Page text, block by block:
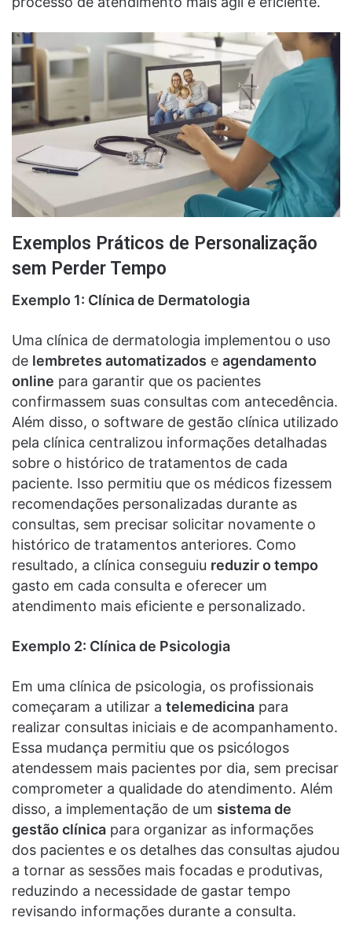
Exemplos Práticos de Personalização
sem Perder Tempo
Exemplo 1: Clínica de Dermatologia
Uma clínica de dermatologia implementou o uso
de lembretes automatizados e agendamento
online para garantir que os pacientes
confirmassem suas consultas com antecedência.
Além disso, o software de gestão clínica utilizado
pela clínica centralizou informações detalhadas
sobre o histórico de tratamentos de cada
paciente. Isso permitiu que os médicos fizessem
recomendações personalizadas durante as
consultas, sem precisar solicitar novamente o
histórico de tratamentos anteriores. Como
resultado, a clínica conseguiu reduzir o tempo
gasto em cada consulta e oferecer um
atendimento mais eficiente e personalizado.
Exemplo 2: Clínica de Psicologia
Em uma clínica de psicologia, os profissionais
começaram a utilizar a telemedicina para
realizar consultas iniciais e de acompanhamento.
Essa mudança permitiu que os psicólogos
atendessem mais pacientes por dia, sem precisar
comprometer a qualidade do atendimento. Além
disso, a implementação de um sistema de
gestão clínica para organizar as informações
dos pacientes e os detalhes das consultas ajudou
a tornar as sessões mais focadas e produtivas,
reduzindo a necessidade de gastar tempo
revisando informações durante a consulta.